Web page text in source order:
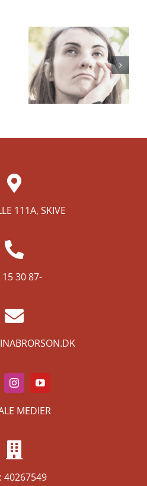
Kender du
modellen”?
111A, SKIVE
15 30 87-
MEDIER
40267549